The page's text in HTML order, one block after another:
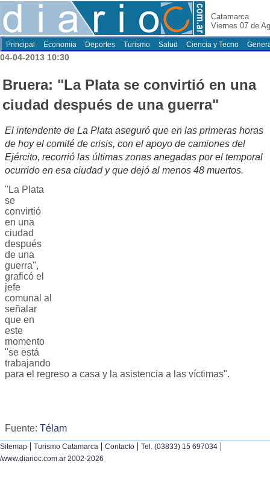
Catamarca
Viernes 07 de
Principal Economia Deportes Turismo Salud Ciencia y Tecno
04-04-2013 10:30
Bruera: "La Plata se convirtió en una
ciudad después de una guerra"
El intendente de La Plata aseguró que en las primeras horas
de hoy el comité de crisis, con el apoyo de camiones del
Ejército, recorrió las últimas zonas anegadas por el temporal
ocurrido en esa ciudad y que dejó al menos 48 muertos.
"La Plata
se
convirtió
en una
ciudad
después
de una
guerra",
graficó el
jefe
comunal al
señalar
que en
este
momento
"se está
trabajando
para el regreso a casa y la asistencia a las víctimas".
Fuente: Télam
Sitemap | Turismo Catamarca | Contacto | Tel. (03833) 15 697034 |
/www.diarioc.com.ar 2002-2026